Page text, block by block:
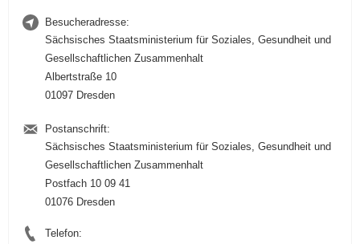
Besucheradresse:
Sächsisches Staatsministerium für Soziales, Gesundheit und
Gesellschaftlichen Zusammenhalt
Albertstraße 10
01097 Dresden
Postanschrift:
Sächsisches Staatsministerium für Soziales, Gesundheit und
Gesellschaftlichen Zusammenhalt
Postfach 10 09 41
01076 Dresden
Telefon: